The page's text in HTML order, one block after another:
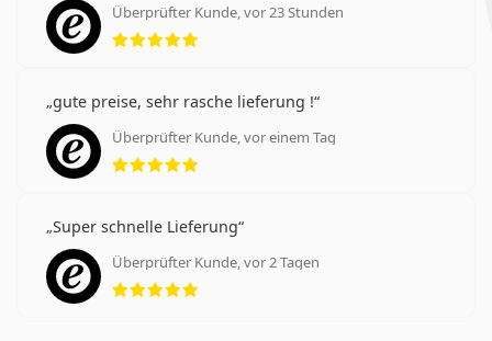
Überprüfter Kunde, vor 23 Stunden
Bewertung 5 aus 5
gute preise, sehr rasche lieferung !
Überprüfter Kunde, vor einem Tag
Bewertung 5 aus 5
Super schnelle Lieferung
Überprüfter Kunde, vor 2 Tagen
Bewertung 5 aus 5